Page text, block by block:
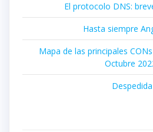
El protocolo DNS:
Hasta siempre
Mapa de las principales
Octubre
Despedida